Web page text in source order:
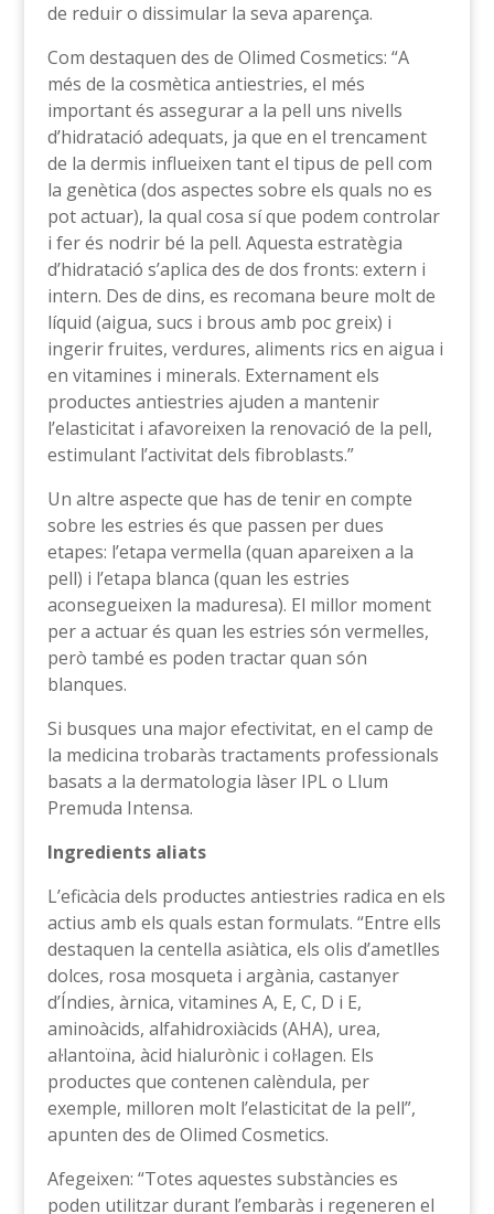
de reduir o dissimular la seva aparença.
Com destaquen des de Olimed Cosmetics: “A
més de la cosmètica antiestries, el més
important és assegurar a la pell uns nivells
d’hidratació adequats, ja que en el trencament
de la dermis influeixen tant el tipus de pell com
la genètica (dos aspectes sobre els quals no es
pot actuar), la qual cosa sí que podem controlar
i fer és nodrir bé la pell. Aquesta estratègia
d’hidratació s’aplica des de dos fronts: extern i
intern. Des de dins, es recomana beure molt de
líquid (aigua, sucs i brous amb poc greix) i
ingerir fruites, verdures, aliments rics en aigua i
en vitamines i minerals. Externament els
productes antiestries ajuden a mantenir
l’elasticitat i afavoreixen la renovació de la pell,
estimulant l’activitat dels fibroblasts.”
Un altre aspecte que has de tenir en compte
sobre les estries és que passen per dues
etapes: l’etapa vermella (quan apareixen a la
pell) i l’etapa blanca (quan les estries
aconsegueixen la maduresa). El millor moment
per a actuar és quan les estries són vermelles,
però també es poden tractar quan són
blanques.
Si busques una major efectivitat, en el camp de
la medicina trobaràs tractaments professionals
basats a la dermatologia làser IPL o Llum
Premuda Intensa.
Ingredients aliats
L’eficàcia dels productes antiestries radica en els
actius amb els quals estan formulats. “Entre ells
destaquen la centella asiàtica, els olis d’ametlles
dolces, rosa mosqueta i argània, castanyer
d’Índies, àrnica, vitamines A, E, C, D i E,
aminoàcids, alfahidroxiàcids (AHA), urea,
al·lantoïna, àcid hialurònic i col·lagen. Els
productes que contenen calèndula, per
exemple, milloren molt l’elasticitat de la pell”,
apunten des de Olimed Cosmetics.
Afegeixen: “Totes aquestes substàncies es
poden utilitzar durant l’embaràs i regeneren el